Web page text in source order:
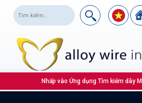
Nhấp vào Ứng dụng Tìm kiếm dây